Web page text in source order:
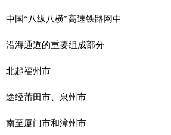
中国“八纵八横”高速铁路网中
沿海通道的重要组成部分
北起福州市
途经莆田市、泉州市
南至厦门市和漳州市